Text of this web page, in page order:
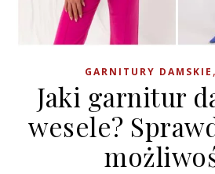
GARNITURY DAMSKIE ,
Jaki garnitur
wesele?